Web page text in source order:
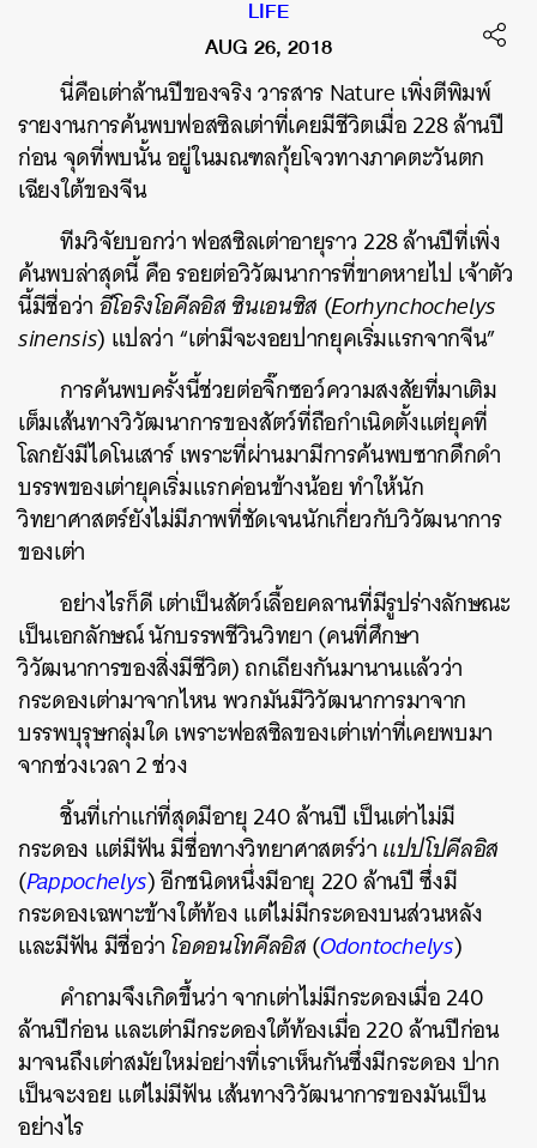
LIFE
AUG 26, 2018
นี่คือเต่าล้านปีของจริง วารสาร Nature เพิ่งตีพิมพ์
รายงานการค้นพบฟอสซิลเต่าที่เคยมีชีวิตเมื่อ 228 ล้านปี
ก่อน จุดที่พบนั้น อยู่ในมณฑลกุ้ยโจวทางภาคตะวันตก
เฉียงใต้ของจีน
ทีมวิจัยบอกว่า ฟอสซิลเต่าอายุราว 228 ล้านปีที่เพิ่ง
ค้นพบล่าสุดนี้ คือ รอยต่อวิวัฒนาการที่ขาดหายไป เจ้าตัว
นี้มีชื่อว่าอีโอริงโอคีลอิส ซินเอนซิส (Eorhynchochelys
sinensis) แปลว่า “เต่ามีจะงอยปากยุคเริ่มแรกจากจีน”
การค้นพบครั้งนี้ช่วยต่อจิ๊กซอว์ความสงสัยที่มาเติม
เต็มเส้นทางวิวัฒนาการของสัตว์ที่ถือกำเนิดตั้งแต่ยุคที่
โลกยังมีไดโนเสาร์ เพราะที่ผ่านมามีการค้นพบซากดึกดำ
บรรพของเต่ายุคเริ่มแรกค่อนข้างน้อย ทำให้นัก
วิทยาศาสตร์ยังไม่มีภาพที่ชัดเจนนักเกี่ยวกับวิวัฒนาการ
ของเต่า
อย่างไรก็ดี เต่าเป็นสัตว์เลื้อยคลานที่มีรูปร่างลักษณะ
เป็นเอกลักษณ์ นักบรรพชีวินวิทยา (คนที่ศึกษา
วิวัฒนาการของสิ่งมีชีวิต) ถกเถียงกันมานานแล้วว่า
กระดองเต่ามาจากไหน พวกมันมีวิวัฒนาการมาจาก
บรรพบุรุษกลุ่มใด เพราะฟอสซิลของเต่าเท่าที่เคยพบมา
จากช่วงเวลา 2 ช่วง
ชิ้นที่เก่าแก่ที่สุดมีอายุ 240 ล้านปี เป็นเต่าไม่มี
กระดอง แต่มีฟัน มีชื่อทางวิทยาศาสตร์ว่าแปปโปคีลอิส
(Pappochelys) อีกชนิดหนึ่งมีอายุ 220 ล้านปี ซึ่งมี
กระดองเฉพาะข้างใต้ท้อง แต่ไม่มีกระดองบนส่วนหลัง
และมีฟัน มีชื่อว่าโอดอนโทคีลอิส(Odontochelys)
คำถามจึงเกิดขึ้นว่า จากเต่าไม่มีกระดองเมื่อ 240
ล้านปีก่อน และเต่ามีกระดองใต้ท้องเมื่อ 220 ล้านปีก่อน
มาจนถึงเต่าสมัยใหม่อย่างที่เราเห็นกันซึ่งมีกระดอง ปาก
เป็นจะงอย แต่ไม่มีฟัน เส้นทางวิวัฒนาการของมันเป็น
อย่างไร